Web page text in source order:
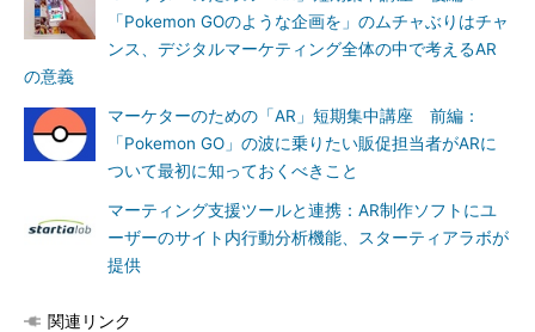
「Pokemon GOのような企画を」のムチャぶりはチャ
ンス、デジタルマーケティング全体の中で考えるAR
の意義
マーケターのための「AR」短期集中講座 前編：
「Pokemon GO」の波に乗りたい販促担当者がARに
ついて最初に知っておくべきこと
マーティング支援ツールと連携：AR制作ソフトにユ
ーザーのサイト内行動分析機能、スターティアラボが
提供
関連リンク